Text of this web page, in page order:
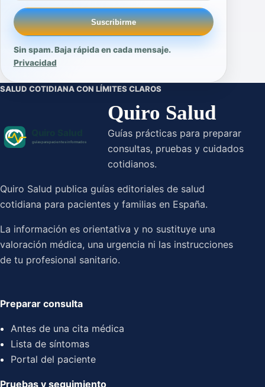
Suscribirme
Sin spam. Baja rápida en cada mensaje.
Privacidad
SALUD COTIDIANA CON LÍMITES CLAROS
Quiro Salud
Guías prácticas para preparar
consultas, pruebas y cuidados
cotidianos.
Quiro Salud publica guías editoriales de salud
cotidiana para pacientes y familias en España.
La información es orientativa y no sustituye una
valoración médica, una urgencia ni las instrucciones
de tu profesional sanitario.
Preparar consulta
Antes de una cita médica
Lista de síntomas
Portal del paciente
Pruebas y seguimiento